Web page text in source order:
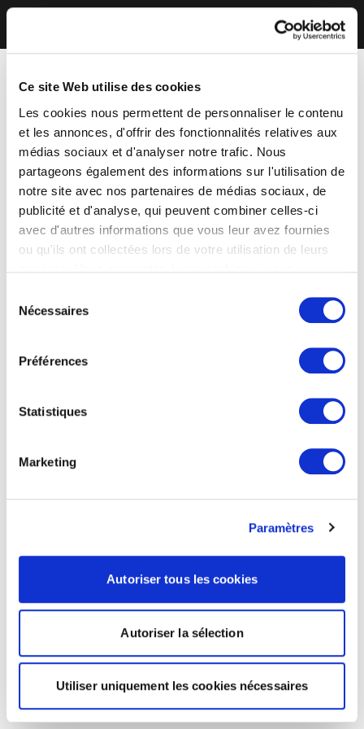
Ce site Web utilise des cookies
Les cookies nous permettent de personnaliser le contenu
et les annonces, d'offrir des fonctionnalités relatives aux
médias sociaux et d'analyser notre trafic. Nous
partageons également des informations sur l'utilisation de
notre site avec nos partenaires de médias sociaux, de
publicité et d'analyse, qui peuvent combiner celles-ci
avec d'autres informations que vous leur avez fournies
ou qu'ils ont collectées lors de votre utilisation de leurs
Nécessaires
Préférences
Statistiques
Marketing
Paramètres
Autoriser tous les cookies
Autoriser la sélection
Utiliser uniquement les cookies nécessaires